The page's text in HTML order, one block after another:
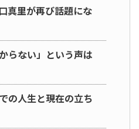
真里が再び話題にな
らない」という声は
の人生と現在の立ち